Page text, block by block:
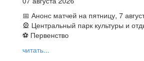
📅 Анонс матчей на пятницу, 7
🎡 Центральный парк культуры и
⚽ Первенство
читать...